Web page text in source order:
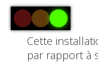
Cette
par rapport à